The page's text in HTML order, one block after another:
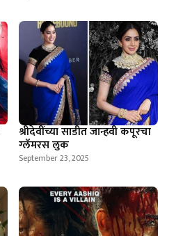
श्रीदेवींच्या साडीत जान्हवी कपूरचा
ग्लॅमरस लुक
September 23, 2025